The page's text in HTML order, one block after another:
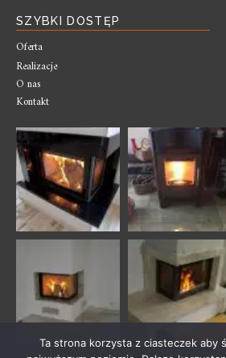
SZYBKI DOSTĘP
Oferta
Realizacje
O nas
Kontakt
Ta strona korzysta z ciasteczek aby